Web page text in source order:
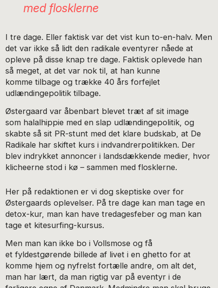
med flosklerne
I tre dage. Eller faktisk var det vist kun to-en-halv. Men
det var ikke så lidt den radikale eventyrer nåede at
opleve på disse knap tre dage. Faktisk oplevede han
så meget, at det var nok til, at han kunne
komme tilbage og trække 40 års forfejlet
udlændingepolitik tilbage.
Østergaard var åbenbart blevet træt af sit image
som halalhippie med en slap udlændingepolitik, og
skabte så sit PR-stunt med det klare budskab, at De
Radikale har skiftet kurs i indvandrerpolitikken. Der
blev indrykket annoncer i landsdækkende medier, hvor
klicheerne stod i kø – sammen med flosklerne.
Her på redaktionen er vi dog skeptiske over for
Østergaards oplevelser. På tre dage kan man tage en
detox-kur, man kan have tredagesfeber og man kan
tage et kitesurfing-kursus.
Men man kan ikke bo i Vollsmose og få
et fyldestgørende billede af livet i en ghetto for at
komme hjem og nyfrelst fortælle andre, om alt det,
man har lært, da man rigtig var på eventyr i de